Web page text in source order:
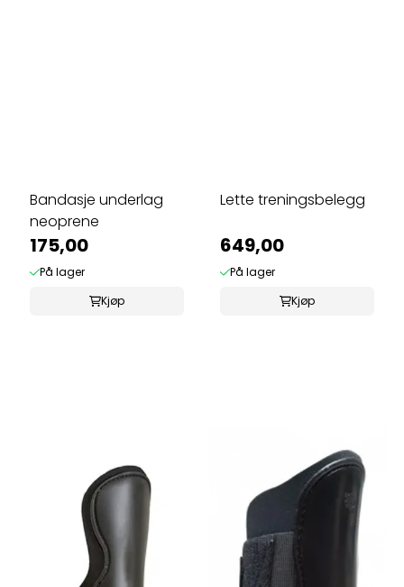
Bandasje underlag
neoprene
175,00
På lager
Kjøp
Lette treningsbelegg
649,00
På lager
Kjøp